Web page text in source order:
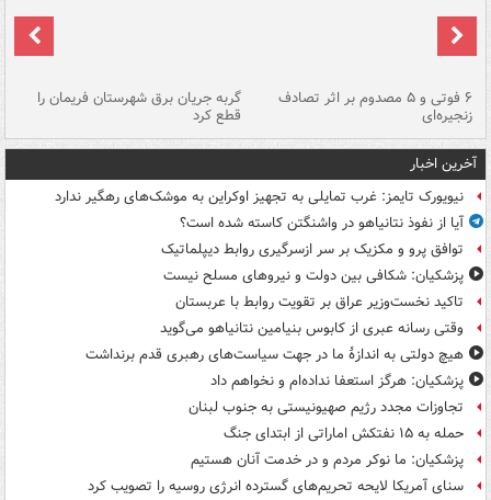
۶ فوتی و ۵ مصدوم بر اثر تصادف
زنجیره‌ای
گربه جریان برق شهرستان فریمان را
قطع کرد
آخرین اخبار
نیویورک تایمز: غرب تمایلی به تجهیز اوکراین به موشک‌های رهگیر ندارد
آیا از نفوذ نتانیاهو در واشنگتن کاسته شده است؟
توافق پرو و مکزیک بر سر ازسرگیری روابط دیپلماتیک
پزشکیان: شکافی بین دولت و نیروهای مسلح نیست
تاکید نخست‌وزیر عراق بر تقویت روابط با عربستان
وقتی رسانه عبری از کابوس بنیامین نتانیاهو می‌گوید
هیچ دولتی به اندازۀ ما در جهت سیاست‌های رهبری قدم برنداشت
پزشکیان: هرگز استعفا نداده‌ام و نخواهم داد
تجاوزات مجدد رژیم صهیونیستی به جنوب لبنان
حمله به ۱۵ نفتکش‌ اماراتی از ابتدای جنگ
پزشکیان: ما نوکر مردم و در خدمت آنان هستیم
سنای آمریکا لایحه تحریم‌های گسترده انرژی روسیه را تصویب کرد